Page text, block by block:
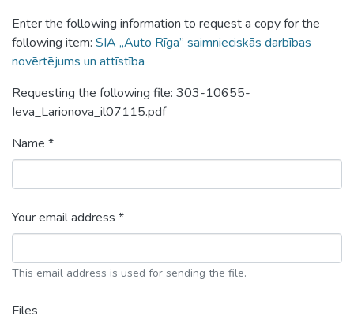
Enter the following information to request a copy for the
following item: SIA „Auto Rīga” saimnieciskās darbības
novērtējums un attīstība
Requesting the following file: 303-10655-
Ieva_Larionova_il07115.pdf
Name *
Your email address *
This email address is used for sending the file.
Files